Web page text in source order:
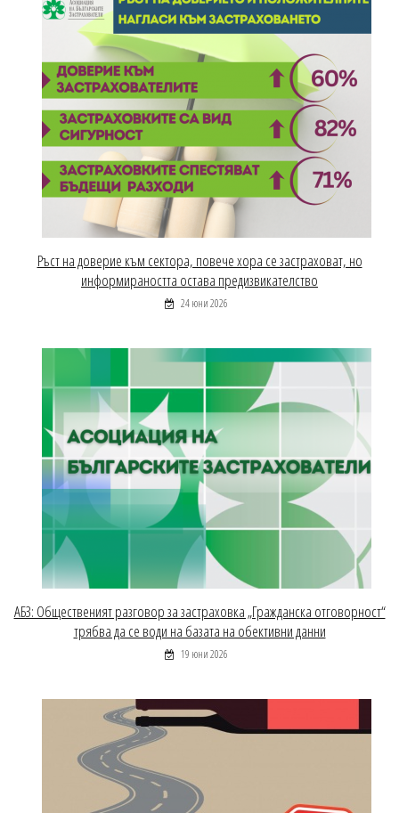
Ръст на доверие към сектора, повече хора се застраховат, но
информираността остава предизвикателство
24 юни 2026
АБЗ: Общественият разговор за застраховка „Гражданска отговорност“
трябва да се води на базата на обективни данни
19 юни 2026